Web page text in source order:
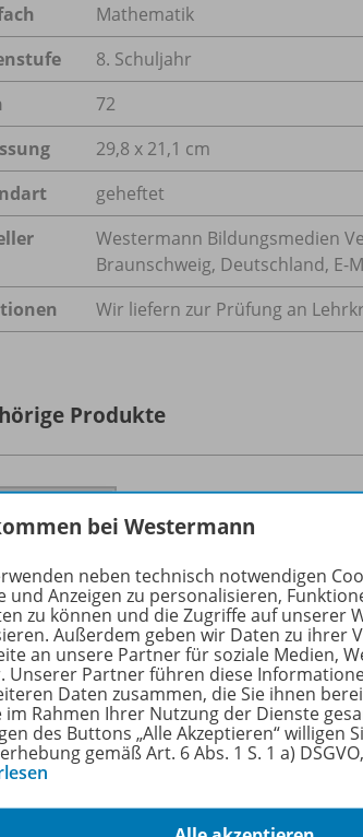
Mathematik
8. Schuljahr
72
29,8 x 21,1 cm
geheftet
Westermann Bildungsmedien
Braunschweig, Deutschland, E-
Wir liefern zur Prüfung an
Produkte
Ausgabe 2016 für Berlin /
Schulbuch 8
Lieferbar
Ergänzende Digitalprodukte
Elemente der Mathematik SI
bei Westermann
neben technisch notwendigen
und Anzeigen zu personalisieren,
zu können und die Zugriffe auf unserer
Außerdem geben wir Daten zu ihrer
an unsere Partner für soziale Medien,
Unserer Partner führen diese
Daten zusammen, die Sie ihnen
im Rahmen Ihrer Nutzung der Dienste
des Buttons „Alle Akzeptieren“ willigen
gemäß Art. 6 Abs. 1 S. 1 a)